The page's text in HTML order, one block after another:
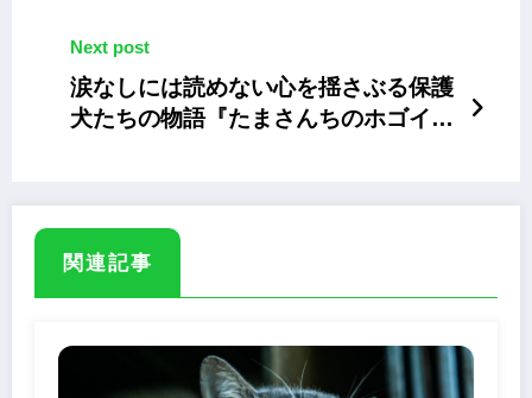
Next post
涙なしには読めない心を揺さぶる保護
犬たちの物語『たまさんちのホゴイヌ
関連記事